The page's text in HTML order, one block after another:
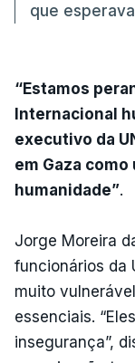
que
“Estamos
Internacional
executivo da
em Gaza
humanidade”.
Jorge Moreira
funcionários da
muito
essenciais.
insegurança”,